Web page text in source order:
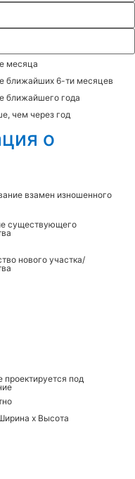
месяца
ближайших 6-ти месяцев
ближайшего года
чем через год
о
взамен изношенного
существующего
нового участка/
под
х Высота